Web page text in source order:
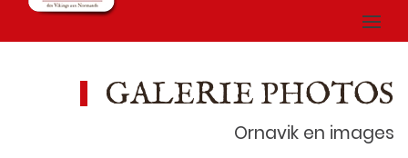
GALERIE PHOTOS
Ornavik en images